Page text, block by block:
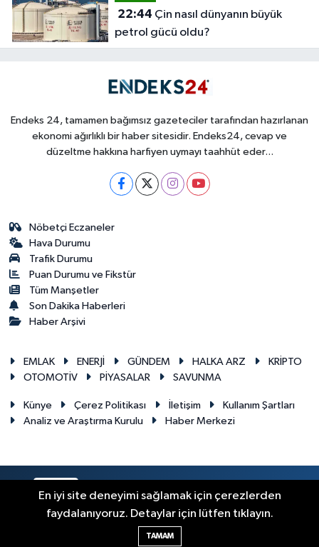
22:44
petrol gücü oldu?
Endeks 24, tamamen bağımsız gazeteciler tarafından hazırlanan
ekonomi ağırlıklı bir haber sitesidir. Endeks24, cevap ve
düzeltme hakkına harfiyen uymayı taahhüt eder...
Nöbetçi Eczaneler
Hava Durumu
Trafik Durumu
Puan Durumu ve Fikstür
Tüm Manşetler
Son Dakika Haberleri
Haber Arşivi
EMLAK ENERJİ GÜNDEM HALKA ARZ
KRİPTO
OTOMOTİV
PİYASALAR SAVUNMA
Künye Çerez Politikası İletişim
Kullanım Şartları
Analiz ve Araştırma Kurulu
Haber Merkezi
Haber Yazılımı:
En iyi site deneyimi sağlamak için çerezlerden
faydalanıyoruz. Detaylar için lütfen tıklayın.
TAMAM